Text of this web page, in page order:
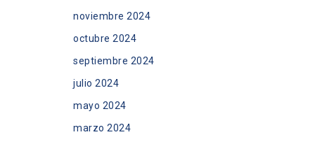
noviembre 2024
octubre 2024
septiembre 2024
julio 2024
mayo 2024
marzo 2024